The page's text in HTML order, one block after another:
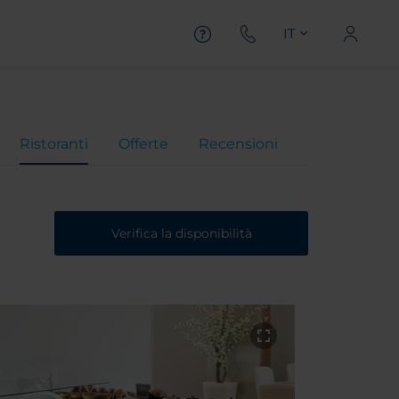
IT
Ristoranti Offerte Recensioni
Verifica la disponibilità